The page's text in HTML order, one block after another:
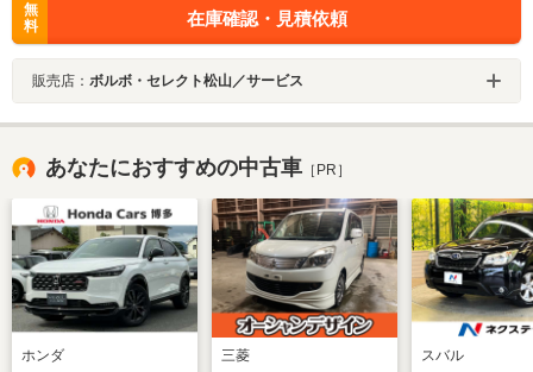
無
料
在庫確認・見積依頼
販売店： ボルボ・セレクト松山／サービス
あなたにおすすめの中古車 ［PR］
ホンダ 三菱 スバル